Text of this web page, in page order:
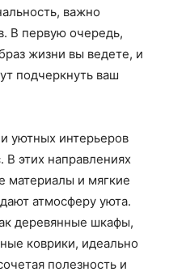
важно
В первую очередь,
жизни вы ведете, и
подчеркнуть ваш
уютных интерьеров
В этих направлениях
материалы и мягкие
атмосферу уюта.
деревянные шкафы,
коврики, идеально
полезность и